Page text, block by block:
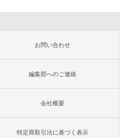
お問い合わせ
編集部へのご連絡
会社概要
特定商取引法に基づく表示